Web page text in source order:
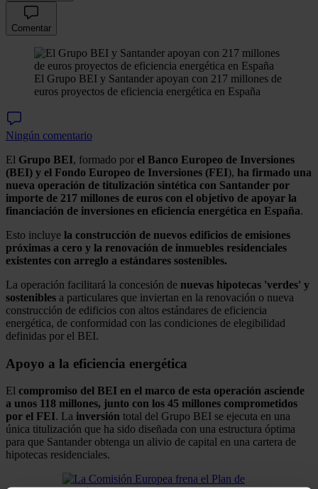
Comentar
El Grupo BEI y Santander apoyan con 217 millones de
euros proyectos de eficiencia energética en España
Ningún comentario
El Grupo BEI, formado por el Banco Europeo de Inversiones
(BEI) y el Fondo Europeo de Inversiones (FEI), ha firmado una
nueva operación de titulización sintética con Santander por
importe de 217 millones de euros con el objetivo de apoyar la
financiación de inversiones en eficiencia energética en España.
Esto incluye la construcción de nuevos edificios de emisiones
próximas a cero y la renovación de inmuebles residenciales
existentes con arreglo a estándares sostenibles.
La operación facilitará la concesión de nuevas hipotecas 'verdes' y
sostenibles a particulares que inviertan en la renovación o nueva
construcción de edificios con altos estándares de eficiencia
energética, de conformidad con las condiciones de elegibilidad
definidas por el BEI.
Apoyo a la eficiencia energética
El compromiso del BEI en el marco de esta operación asciende
a unos 118 millones, junto con los 45 millones comprometidos
por el FEI. La inversión total del Grupo BEI se ejecuta en una
única titulización que ha sido diseñada con una estructura óptima
para que Santander obtenga un alivio de capital en una cartera de
hipotecas residenciales.